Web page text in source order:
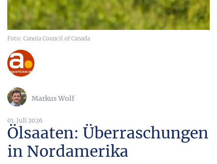
Foto: Canola Council of Canada
Markus Wolf
01. Juli 2026
Ölsaaten: Überraschungen
in Nordamerika